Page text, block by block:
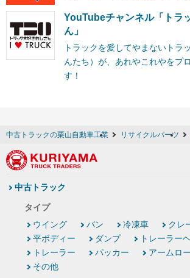
YouTubeチャンネル「トラ
ん」
トラックを愛してやまないトラ
んたち）が、あれやこれやをプ
す！
中古トラックの栗山自動車工業 リサイクルパーツ
中古トラック
タイプ
ウイング
バン 冷凍車
クレ
平ボディー
ダンプ
トレーラー
トレーラー
パッカー アームロ
その他